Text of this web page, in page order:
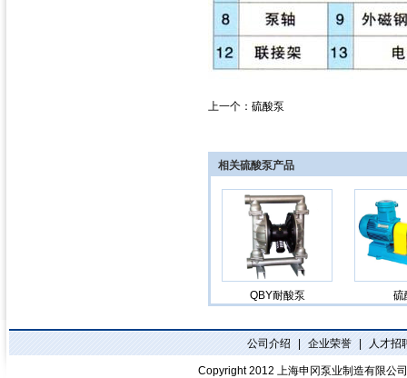
上一个： 硫酸泵
相关硫酸泵产品
QBY耐酸泵 硫
公司介绍 企业荣誉 人才招
Copyright 2012 上海申冈泵业制造有限公司